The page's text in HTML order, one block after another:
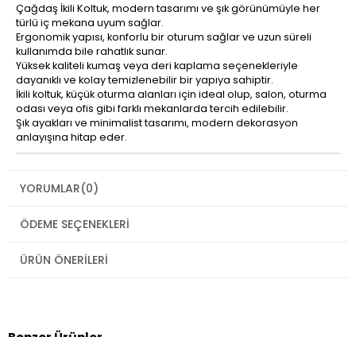
Çağdaş İkili Koltuk, modern tasarımı ve şık görünümüyle her
türlü iç mekana uyum sağlar.
Ergonomik yapısı, konforlu bir oturum sağlar ve uzun süreli
kullanımda bile rahatlık sunar.
Yüksek kaliteli kumaş veya deri kaplama seçenekleriyle
dayanıklı ve kolay temizlenebilir bir yapıya sahiptir.
İkili koltuk, küçük oturma alanları için ideal olup, salon, oturma
odası veya ofis gibi farklı mekanlarda tercih edilebilir.
Şık ayakları ve minimalist tasarımı, modern dekorasyon
anlayışına hitap eder.
YORUMLAR(0)
ÖDEME SEÇENEKLERI
ÜRÜN ÖNERILERI